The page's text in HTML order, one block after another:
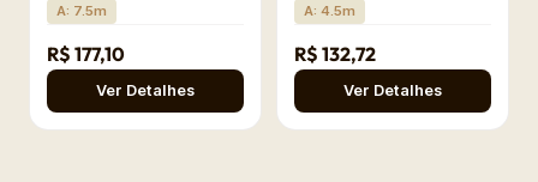
A: 7.5m
R$ 177,10
Ver Detalhes
A: 4.5m
R$ 132,72
Ver Detalhes